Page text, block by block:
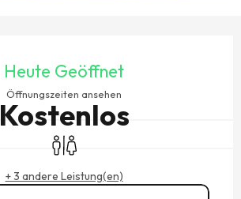
Heute Geöffnet
Öffnungszeiten ansehen
Kostenlos
Toiletten
+ 3 andere Leistung(en)